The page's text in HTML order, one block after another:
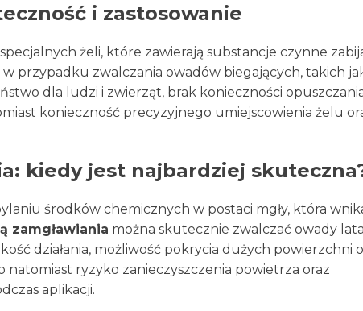
i zastosowanie
żeli, które zawierają substancje czynne
przypadku zwalczania owadów biegających, takich
dla ludzi i zwierząt, brak konieczności
konieczność precyzyjnego umiejscowienia żelu
kiedy jest najbardziej
środków chemicznych w postaci mgły, która
zamgławiania można skutecznie zwalczać owady
działania, możliwość pokrycia dużych powierzchni
ryzyko zanieczyszczenia powietrza oraz
aplikacji.